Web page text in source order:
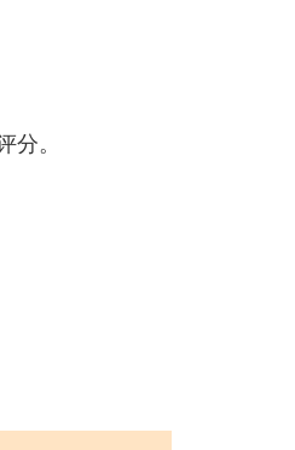
。